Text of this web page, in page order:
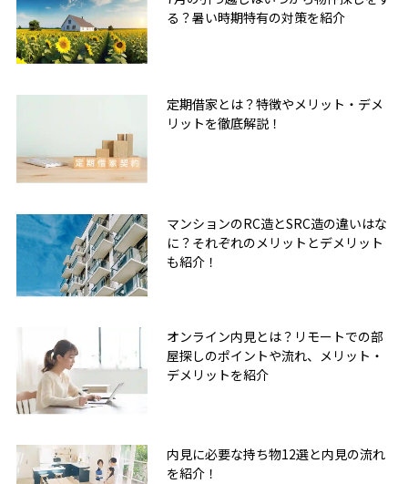
る？暑い時期特有の対策を紹介
定期借家とは？特徴やメリット・デメ
リットを徹底解説！
マンションのRC造とSRC造の違いはな
に？それぞれのメリットとデメリット
も紹介！
オンライン内見とは？リモートでの部
屋探しのポイントや流れ、メリット・
デメリットを紹介
内見に必要な持ち物12選と内見の流れ
を紹介！